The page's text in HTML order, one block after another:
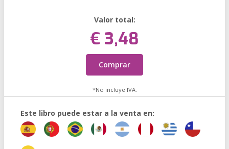
Valor total:
€ 3,48
Comprar
*No incluye IVA.
Este libro puede estar a la venta en: